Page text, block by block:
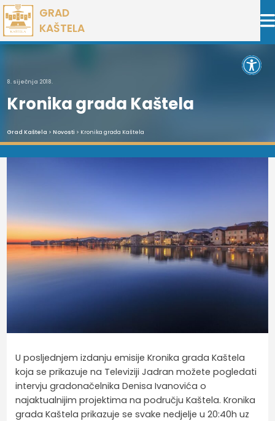
Preskoči
na
sadržaj
GRAD
KAŠTELA
8. siječnja 2018.
Kronika grada Kaštela
Grad Kaštela > Novosti > Kronika grada Kaštela
U posljednjem izdanju emisije Kronika grada Kaštela
koja se prikazuje na Televiziji Jadran možete pogledati
intervju gradonačelnika Denisa Ivanovića o
najaktualnijim projektima na području Kaštela. Kronika
grada Kaštela prikazuje se svake nedjelje u 20:40h uz